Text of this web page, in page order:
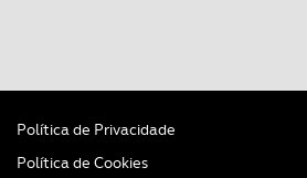
Política de Privacidade
Política de Cookies